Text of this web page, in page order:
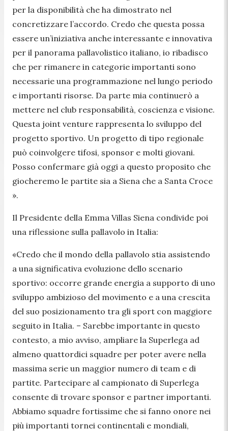
per la disponibilità che ha dimostrato nel
concretizzare l’accordo. Credo che questa possa
essere un’iniziativa anche interessante e innovativa
per il panorama pallavolistico italiano, io ribadisco
che per rimanere in categorie importanti sono
necessarie una programmazione nel lungo periodo
e importanti risorse. Da parte mia continuerò a
mettere nel club responsabilità, coscienza e visione.
Questa joint venture rappresenta lo sviluppo del
progetto sportivo. Un progetto di tipo regionale
può coinvolgere tifosi, sponsor e molti giovani.
Posso confermare già oggi a questo proposito che
giocheremo le partite sia a Siena che a Santa Croce
».
Il Presidente della Emma Villas Siena condivide poi
una riflessione sulla pallavolo in Italia:
«Credo che il mondo della pallavolo stia assistendo
a una significativa evoluzione dello scenario
sportivo: occorre grande energia a supporto di uno
sviluppo ambizioso del movimento e a una crescita
del suo posizionamento tra gli sport con maggiore
seguito in Italia. – Sarebbe importante in questo
contesto, a mio avviso, ampliare la Superlega ad
almeno quattordici squadre per poter avere nella
massima serie un maggior numero di team e di
partite. Partecipare al campionato di Superlega
consente di trovare sponsor e partner importanti.
Abbiamo squadre fortissime che si fanno onore nei
più importanti tornei continentali e mondiali,